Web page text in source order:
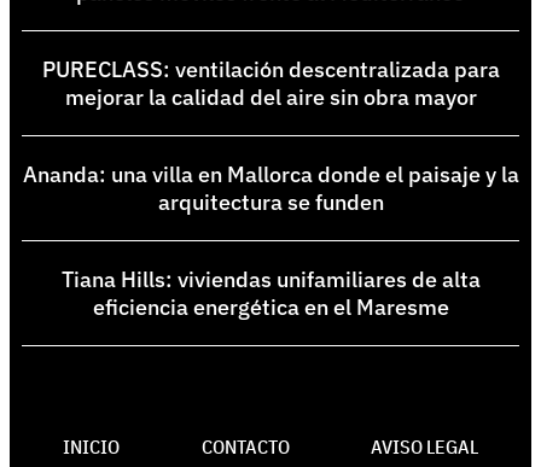
PURECLASS: ventilación descentralizada para
mejorar la calidad del aire sin obra mayor
Ananda: una villa en Mallorca donde el paisaje y la
arquitectura se funden
Tiana Hills: viviendas unifamiliares de alta
eficiencia energética en el Maresme
INICIO CONTACTO AVISO LEGAL